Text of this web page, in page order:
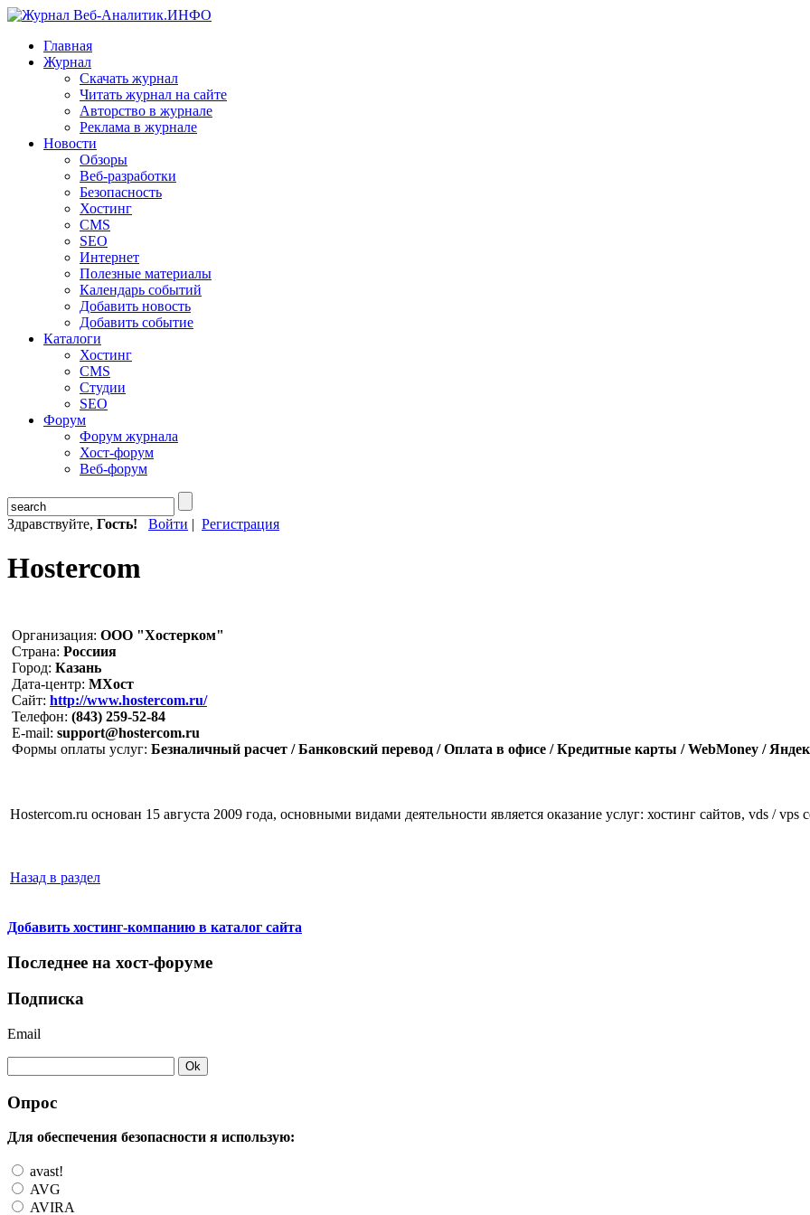
Главная
Журнал
Скачать журнал
Читать журнал на сайте
Авторство в журнале
Реклама в журнале
Новости
Обзоры
Веб-разработки
Безопасность
Хостинг
CMS
SEO
Интернет
Полезные материалы
Календарь событий
Добавить новость
Добавить событие
Каталоги
Хостинг
CMS
Студии
SEO
Форум
Форум журнала
Хост-форум
Веб-форум
Здравствуйте, Гость! Войти | Регистрация
Hostercom
Организация: ООО "Хостерком"
Страна: Россиия
Город: Казань
Дата-центр: МХост
Сайт: http://www.hostercom.ru/
Телефон: (843) 259-52-84
E-mail: support@hostercom.ru
Формы оплаты услуг: Безналичный расчет / Банковский перевод / Оплата в офисе / Кредитные карты / WebMoney /
Hostercom.ru основан 15 августа 2009 года, основными видами деятельности является оказание услуг: хостинг сайтов, vds /
Назад в раздел
Добавить хостинг-компанию в каталог сайта
Последнее на хост-форуме
Подписка
Email
Опрос
Для обеспечения безопасности я использую:
avast!
AVG
AVIRA